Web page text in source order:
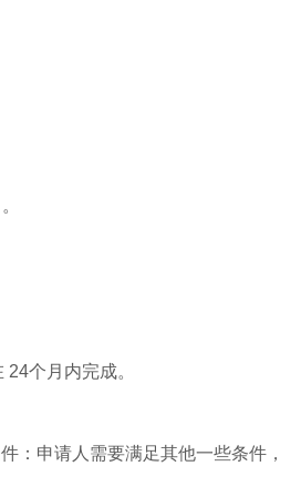
个月内完成。
：申请人需要满足其他一些条件，